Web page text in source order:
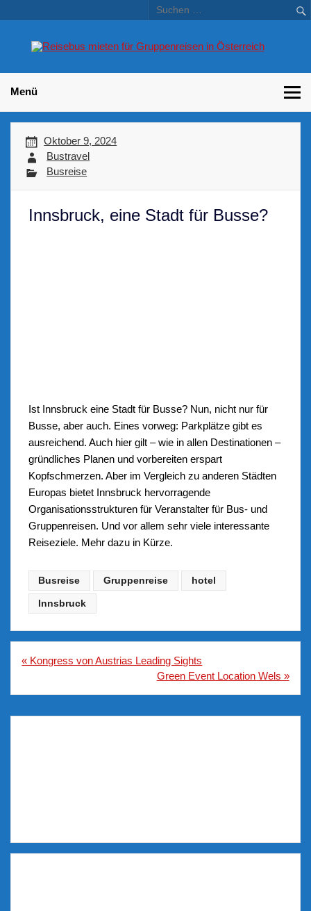
–
Menü
Oktober 9, 2024
Bustravel
Busreise
Innsbruck, eine Stadt für Busse?
Ist Innsbruck eine Stadt für Busse? Nun, nicht nur für
Busse, aber auch. Eines vorweg: Parkplätze gibt es
ausreichend. Auch hier gilt – wie in allen Destinationen –
gründliches Planen und vorbereiten erspart
Kopfschmerzen. Aber im Vergleich zu anderen Städten
Europas bietet Innsbruck hervorragende
Organisationsstrukturen für Veranstalter für Bus- und
Gruppenreisen. Und vor allem sehr viele interessante
Reiseziele. Mehr dazu in Kürze.
Busreise Gruppenreise hotel
Innsbruck
Beitragsnavigation
« Kongress von Austrias Leading Sights
Green Event Location Wels »